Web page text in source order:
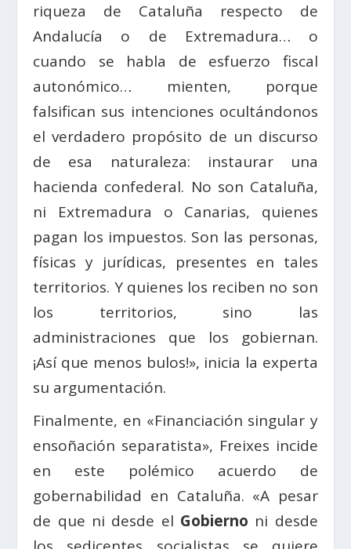
riqueza de Cataluña respecto de
Andalucía o de Extremadura… o
cuando se habla de esfuerzo fiscal
autonómico… mienten, porque
falsifican sus intenciones ocultándonos
el verdadero propósito de un discurso
de esa naturaleza: instaurar una
hacienda confederal. No son Cataluña,
ni Extremadura o Canarias, quienes
pagan los impuestos. Son las personas,
físicas y jurídicas, presentes en tales
territorios. Y quienes los reciben no son
los territorios, sino las
administraciones que los gobiernan.
¡Así que menos bulos!», inicia la experta
su argumentación.
Finalmente, en «Financiación singular y
ensoñación separatista», Freixes incide
en este polémico acuerdo de
gobernabilidad en Cataluña. «A pesar
de que ni desde el Gobierno ni desde